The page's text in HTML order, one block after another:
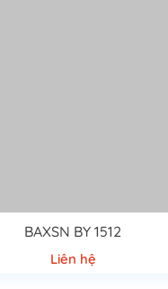
BAXSN BY 1512
Liên hệ